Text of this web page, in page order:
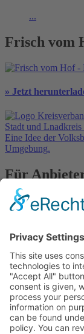
...
Frisch vom
» Jetzt
Eine Idee der
Umgebung.
Für
» Ihre Werbung
In
Kontakt